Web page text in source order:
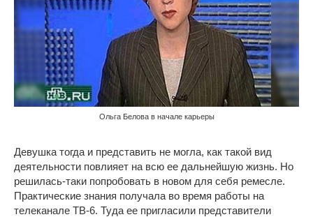
Ольга Белова в начале карьеры
Девушка тогда и представить не могла, как такой вид
деятельности повлияет на всю ее дальнейшую жизнь. Но
решилась-таки попробовать в новом для себя ремесле.
Практические знания получала во время работы на
телеканале ТВ-6. Туда ее пригласили представители